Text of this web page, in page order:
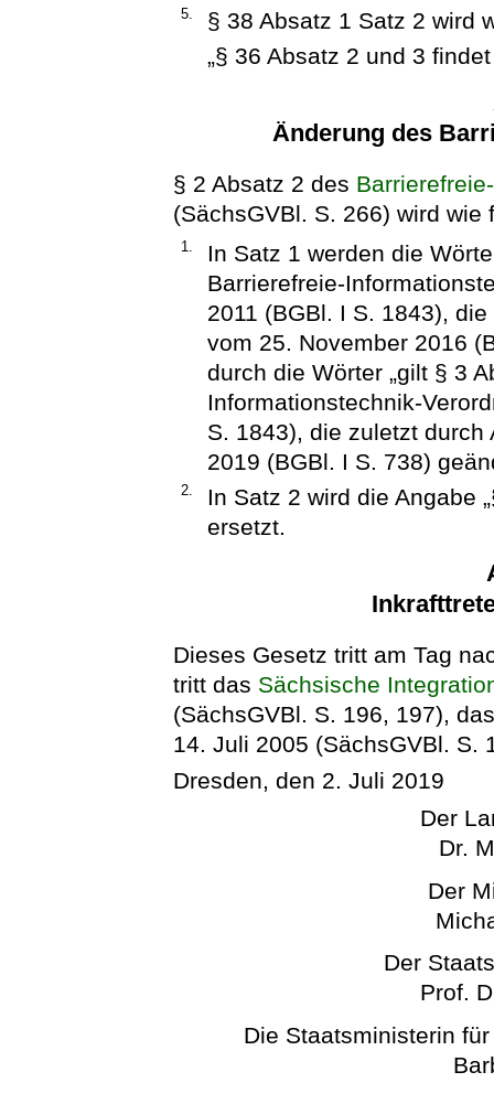
5.
§ 38 Absatz 1 Satz 2 wird
„§ 36 Absatz 2 und 3
Änderung des
§ 2 Absatz 2 des
(SächsGVBl. S. 266) wird wie
1.
In Satz 1 werden die
Barrierefreie-
2011 (BGBl. I S. 1843),
vom 25. November 2016
durch die Wörter „gilt § 3
Informationstechnik-
S. 1843), die zuletzt
2019 (BGBl. I S. 738)
2.
In Satz 2 wird die Angabe
ersetzt.
Dieses Gesetz tritt am Tag
tritt das Sächsische
(SächsGVBl. S. 196, 197),
14. Juli 2005 (SächsGVBl. S.
Dresden, den 2. Juli 2019
Der
Dr.
Der
Der
Prof.
Die Staatsministerin